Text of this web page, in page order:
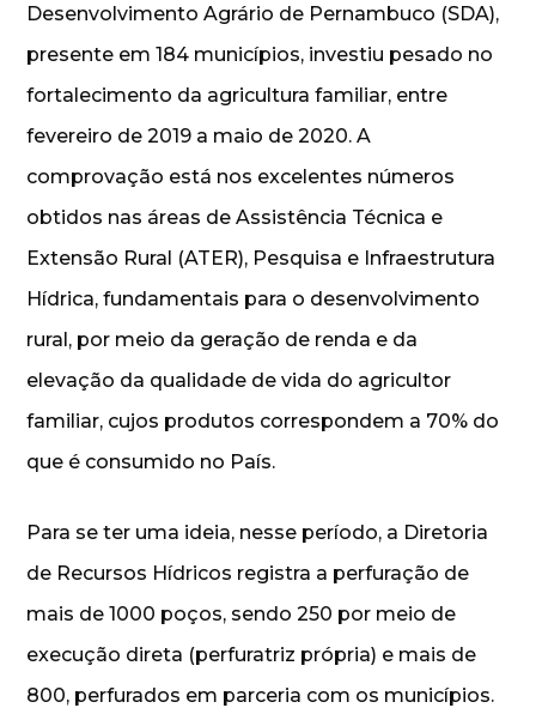
Desenvolvimento Agrário de Pernambuco (SDA),
presente em 184 municípios, investiu pesado no
fortalecimento da agricultura familiar, entre
fevereiro de 2019 a maio de 2020. A
comprovação está nos excelentes números
obtidos nas áreas de Assistência Técnica e
Extensão Rural (ATER), Pesquisa e Infraestrutura
Hídrica, fundamentais para o desenvolvimento
rural, por meio da geração de renda e da
elevação da qualidade de vida do agricultor
familiar, cujos produtos correspondem a 70% do
que é consumido no País.
Para se ter uma ideia, nesse período, a Diretoria
de Recursos Hídricos registra a perfuração de
mais de 1000 poços, sendo 250 por meio de
execução direta (perfuratriz própria) e mais de
800, perfurados em parceria com os municípios.